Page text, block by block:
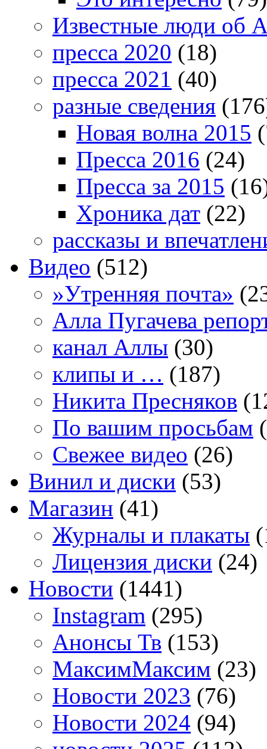
Известные люди об
пресса 2020 (18)
пресса 2021 (40)
разные сведения
Новая волна 2015
Пресса 2016 (24)
Пресса за 2015
Хроника дат (22)
рассказы и
Видео (512)
»Утренняя почта»
Алла Пугачева
канал Аллы (30)
клипы и … (187)
Никита Пресняков
По вашим просьбам
Свежее видео (26)
Винил и диски (53)
Магазин (41)
Журналы и плакаты
Лицензия диски (24)
Новости (1441)
Instagram (295)
Анонсы Тв (153)
МаксимМаксим (23)
Новости 2023 (76)
Новости 2024 (94)